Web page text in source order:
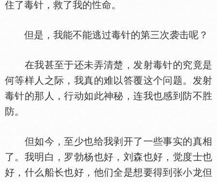
住了毒针，救了我的
命。
但是，我能不能逃过毒针的第三次袭击呢？
在我甚至于还未弄清楚，发射毒针的究竟是
何等样人之际，我真的难以答覆这个问题。发射
毒针的那人，行动如此神秘，连我也感到防不胜
防。
但如今，至少也给我剥开了一些事实的真相
了。我明白，罗勃杨也好，刘森也好，觉度士也
好，什么船长也好，他们全是想要得到张小龙但